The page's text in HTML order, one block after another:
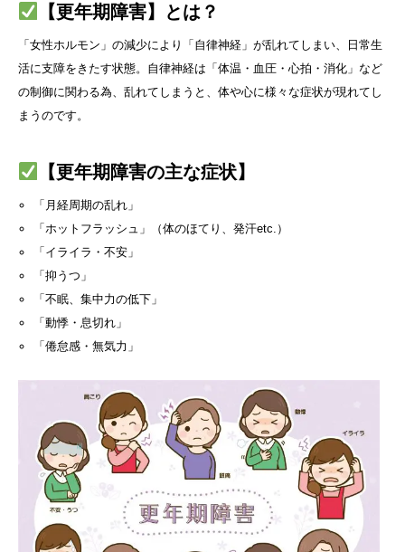
【更年期障害】とは？
「女性ホルモン」の減少により「自律神経」が乱れてしまい、日常生
活に支障をきたす状態。自律神経は「体温・血圧・心拍・消化」など
の制御に関わる為、乱れてしまうと、体や心に様々な症状が現れてし
まうのです。
【更年期障害の主な症状】
「月経周期の乱れ」
「ホットフラッシュ」（体のほてり、発汗etc.）
「イライラ・不安」
「抑うつ」
「不眠、集中力の低下」
「動悸・息切れ」
「倦怠感・無気力」